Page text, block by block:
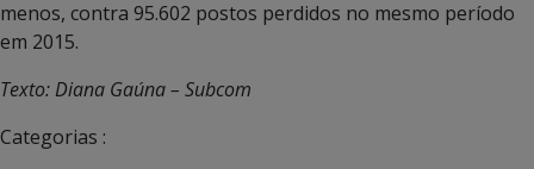
menos, contra 95.602 postos perdidos no mesmo período
em 2015.
Texto: Diana Gaúna – Subcom
Categorias :